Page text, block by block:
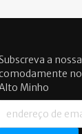
a
Minho